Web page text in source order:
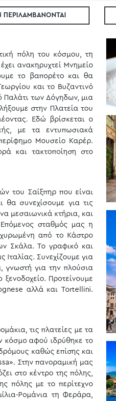
ΠΕΡΙΛΑΜΒΑΝΟΝΤΑΙ
πόλη του κόσμου, τη
ανακηρυχτεί Μνημείο
το βαπορέτο και θα
και το Βυζαντινό
Παλάτι των Δόγηδων, μια
στην Πλατεία του
Εδώ βρίσκεται ο
με τα εντυπωσιακά
Μουσείο Καρέρ.
και τακτοποίηση στο
του Σαίξπηρ που είναι
θα συνεχίσουμε για τις
μεσαιωνικά κτήρια, και
σταθμός μας η
από το Κάστρο
Σκάλα. Το γραφικό και
Ιταλίας. Συνεχίζουμε για
γνωστή για την πλούσια
ξενοδοχείο. Προτείνουμε
αλλά και Tortellini.
τις πλατείες με τα
κόσμο αφού ιδρύθηκε το
καθώς επίσης και
Στην πανοραμική μας
στο κέντρο της πόλης,
πόλης με το περίτεχνο
Ρομάνια τη Φεράρα,